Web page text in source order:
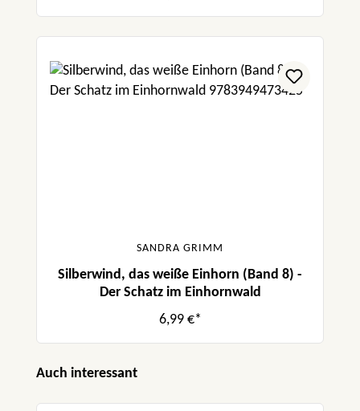
SANDRA GRIMM
Silberwind, das weiße Einhorn (Band 8) -
Der Schatz im Einhornwald
6,99 €*
Produktgalerie überspringen
Auch interessant